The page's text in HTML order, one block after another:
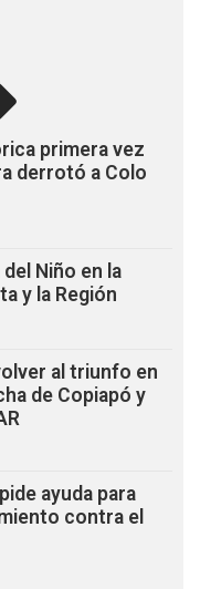
primera vez
derrotó a Colo
del Niño en la
y la Región
al triunfo en
de Copiapó y
ayuda para
contra el